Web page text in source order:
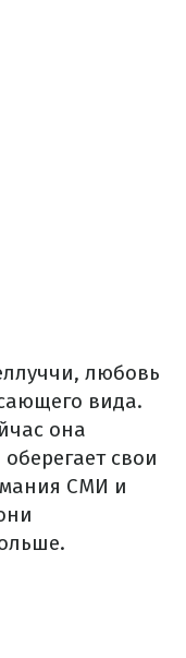
любовь
вида.
она
свои
СМИ и